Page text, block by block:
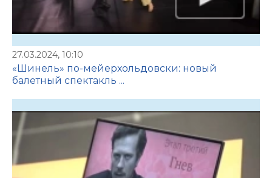
27.03.2024, 10:10
«Шинель» по-мейерхольдовски: новый
балетный спектакль ...